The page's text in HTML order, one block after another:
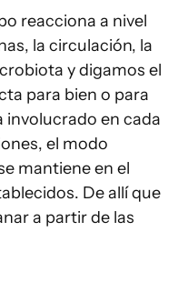
reacciona a nivel
la circulación, la
y digamos el
para bien o para
involucrado en cada
el modo
mantiene en el
De allí que
a partir de las